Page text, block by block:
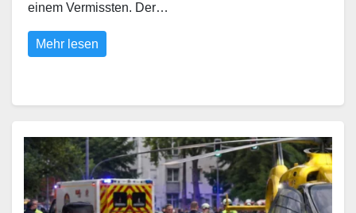
einem Vermissten. Der…
Mehr lesen